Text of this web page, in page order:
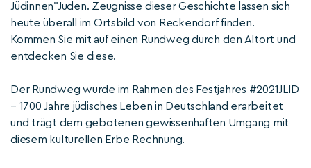
Jüdinnen*Juden. Zeugnisse dieser Geschichte lassen sich
heute überall im Ortsbild von Reckendorf finden.
Kommen Sie mit auf einen Rundweg durch den Altort und
entdecken Sie diese.
Der Rundweg wurde im Rahmen des Festjahres #2021JLID
– 1700 Jahre jüdisches Leben in Deutschland erarbeitet
und trägt dem gebotenen gewissenhaften Umgang mit
diesem kulturellen Erbe Rechnung.